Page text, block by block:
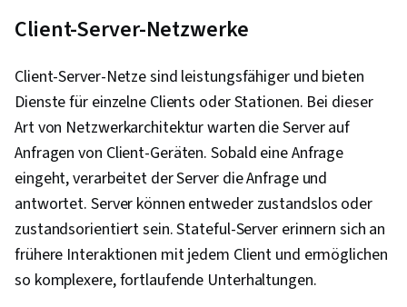
Hardware-Fehlerbehebung, Computer-
Kundenbetreuung, Computer-Systeme,
Netzwerk-Unterstützung, Software-
Dokumentation, Technisches Schreiben,
Endbenutzerschulung und -unterstützung,
Netzwerk-Modell, Netzwerk-Protokolle, OSI-
Modelle, Drahtlose Netzwerke, Dynamisches
Host-Konfigurationsprotokoll (DHCP), Integrität
der Daten, Netzwerk-Routing, Routing-
Protokolle, Vernetzungs-Hardware, Netzwerk-
Client-Server-Netzwerke
Client-Server-Netze sind leistungsfähiger und bieten
Dienste für einzelne Clients oder Stationen. Bei dieser
Art von Netzwerkarchitektur warten die Server auf
Anfragen von Client-Geräten. Sobald eine Anfrage
eingeht, verarbeitet der Server die Anfrage und
antwortet. Server können entweder zustandslos oder
zustandsorientiert sein. Stateful-Server erinnern sich an
frühere Interaktionen mit jedem Client und ermöglichen
so komplexere, fortlaufende Unterhaltungen.